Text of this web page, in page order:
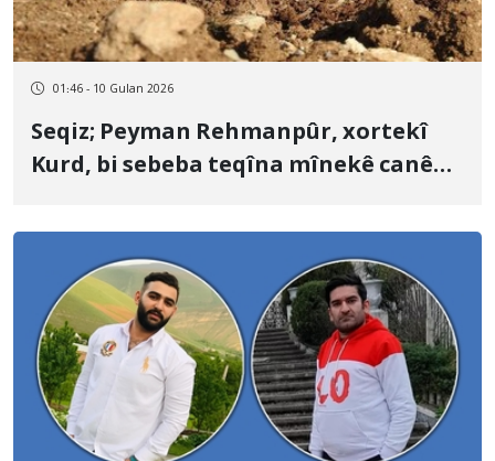
01:46 - 10 Gulan 2026
Seqiz; Peyman Rehmanpûr, xortekî
Kurd, bi sebeba teqîna mînekê canê